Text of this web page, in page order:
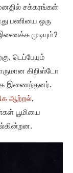
சக்கரங்கள்
பணியை ஒரு
முடியும்?
டெப்பேயும்
கிறிஸ்டோ
இணைந்தனர்.
ஆற்றல்,
பூமியை